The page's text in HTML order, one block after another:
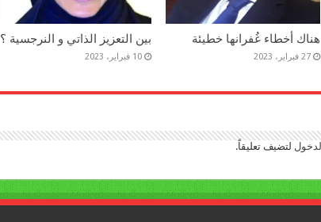
هناك أخطاء غُفرانها خطيئة
27 فبراير، 2023
بين التعزيز الذاتي و النرجسية ؟
10 فبراير، 2023
لتضيف تعليقاً.